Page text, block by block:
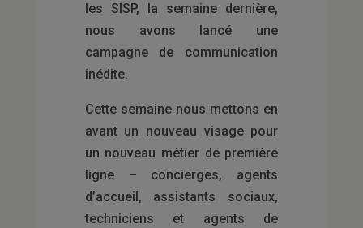
les SISP, la semaine dernière,
nous avons lancé une
campagne de communication
inédite.
Cette semaine nous mettons en
avant un nouveau visage pour
un nouveau métier de première
ligne – concierges, agents
d’accueil, assistants sociaux,
techniciens et agents de